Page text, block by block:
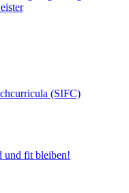
(SIFC)
und fit bleiben!